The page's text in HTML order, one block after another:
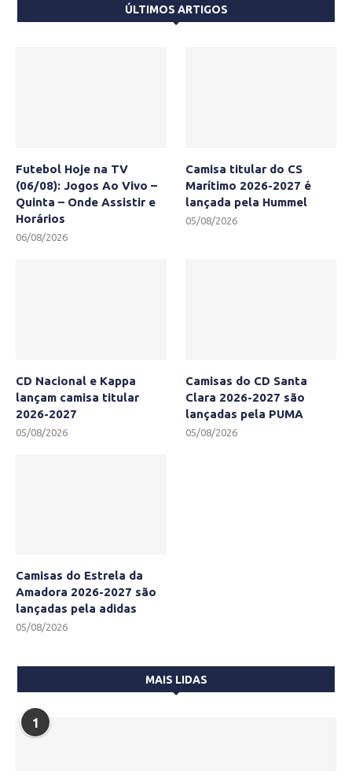
ÚLTIMOS ARTIGOS
Futebol Hoje na TV
(06/08): Jogos Ao Vivo –
Quinta – Onde Assistir e
Horários
06/08/2026
Camisa titular do CS
Marítimo 2026-2027 é
lançada pela Hummel
05/08/2026
CD Nacional e Kappa
lançam camisa titular
2026-2027
05/08/2026
Camisas do CD Santa
Clara 2026-2027 são
lançadas pela PUMA
05/08/2026
Camisas do Estrela da
Amadora 2026-2027 são
lançadas pela adidas
05/08/2026
MAIS LIDAS
1